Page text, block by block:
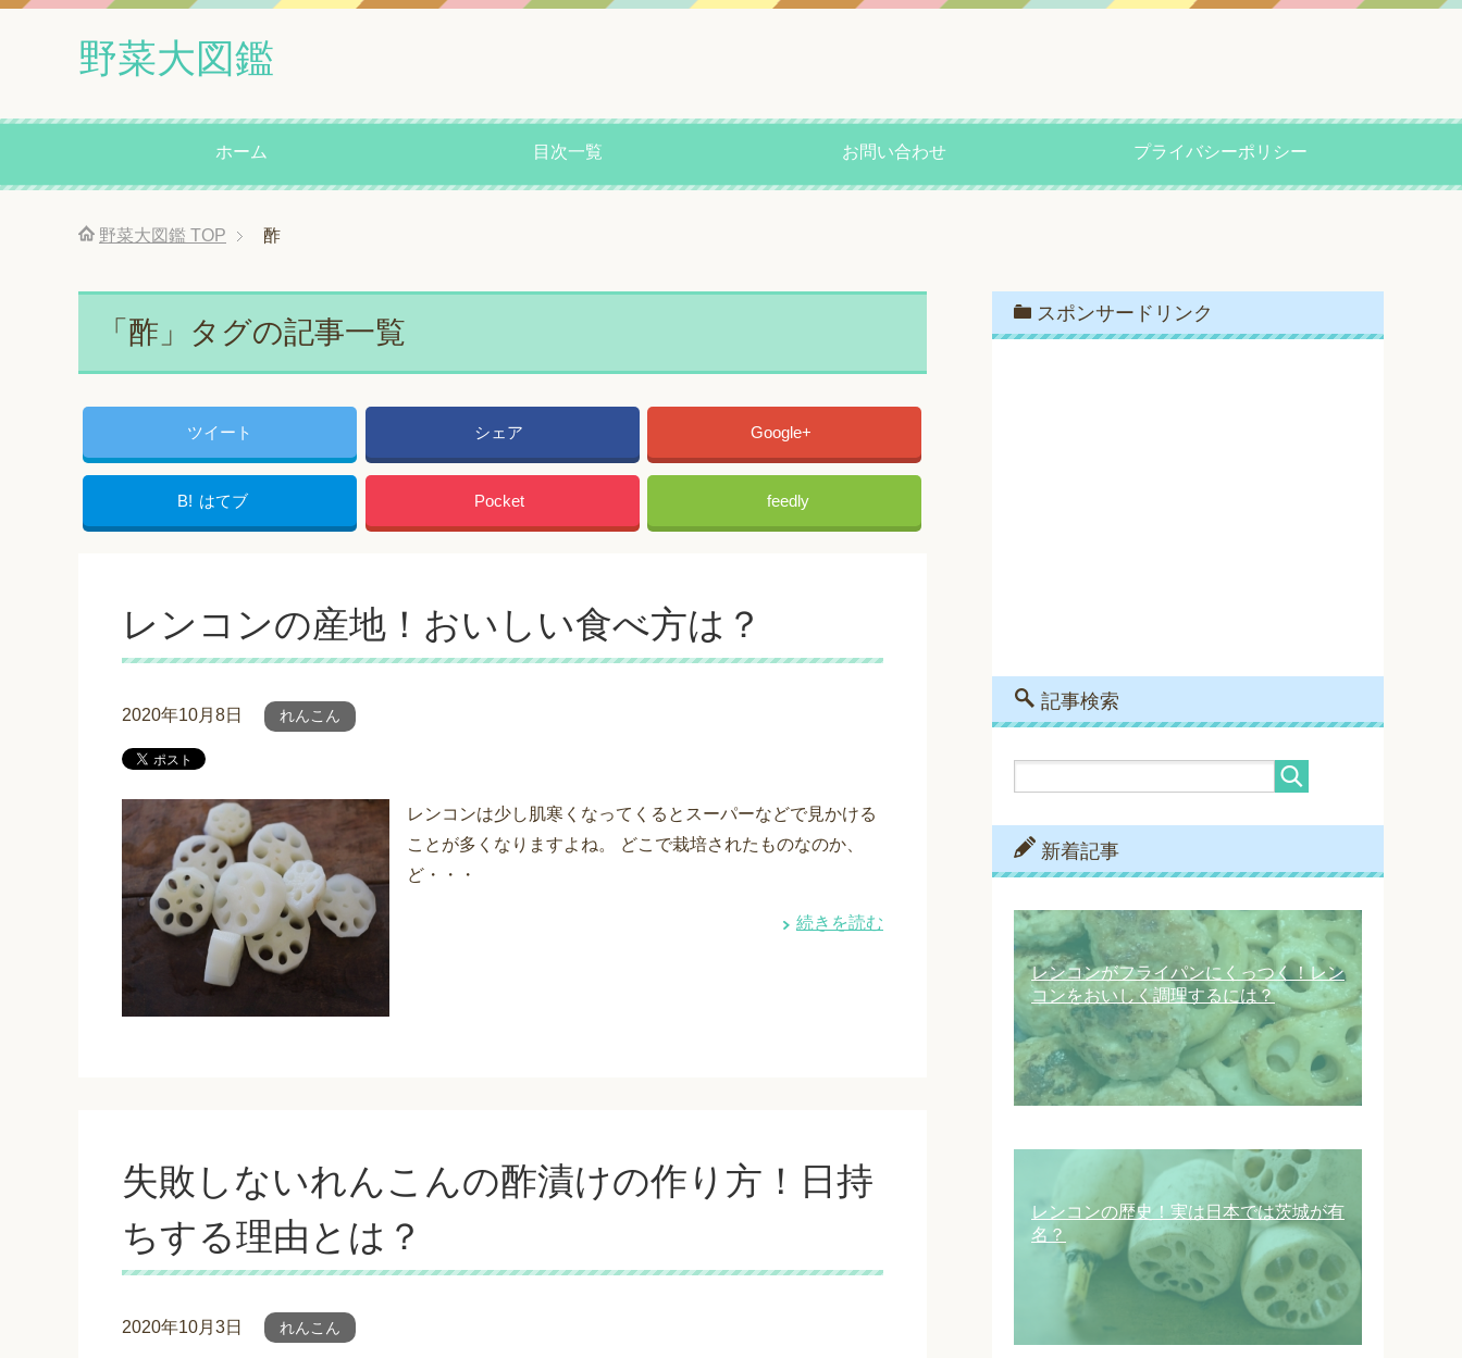
野菜大図鑑
ホーム 目次一覧 お問い合わせ プライバシーポリシー
野菜大図鑑 TOP 酢
「酢」タグの記事一覧
ツイート シェア Google+
B! はてブ Pocket feedly
レンコンの産地！おいしい食べ方は？
2020年10月8日 れんこん
レンコンは少し肌寒くなってくるとスーパーなどで見かける
ことが多くなりますよね。 どこで栽培されたものなのか、
ど・・・
続きを読む
失敗しないれんこんの酢漬けの作り方！日持
ちする理由とは？
2020年10月3日 れんこん
スポンサードリンク
記事検索
新着記事
レンコンがフライパンにくっつく！レン
コンをおいしく調理するには？
レンコンの歴史！実は日本では茨城が有
名？